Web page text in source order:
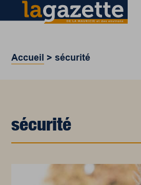
Accueil >sécurité
sécurité